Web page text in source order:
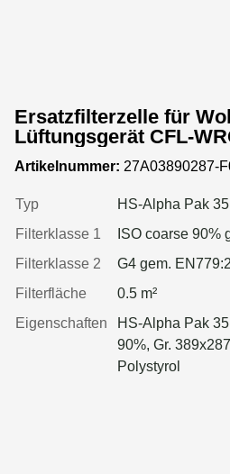
Ersatzfilterzelle für
Lüftungsgerät CFL-
WRG
Artikelnummer: 27A03890287-
Typ
HS-Alpha Pak 35
Filterklasse 1
ISO coarse 90%
Filterklasse 2
G4 gem.
Filterfläche
0.5 m²
Eigenschaften
HS-Alpha Pak
90%, Gr.
Polystyrol